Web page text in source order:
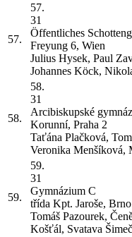
57.
57.
31
Öffentliches
Freyung 6, Wien
Julius Hysek, Paul
Johannes Köck,
58.
58.
31
Arcibiskupské
Korunní, Praha 2
Taťána Plačková,
Veronika Menšíková,
59.
59.
31
Gymnázium C
třída Kpt. Jaroše, Brno
Tomáš Pazourek,
Košťál, Svatava